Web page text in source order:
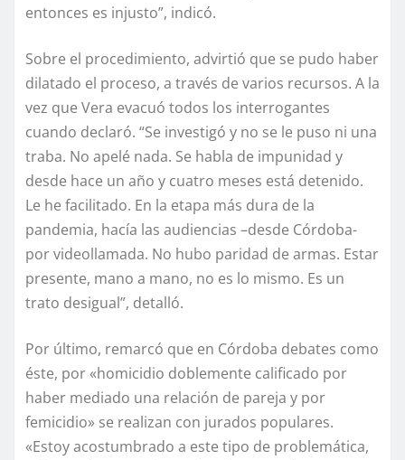
entonces es injusto”, indicó.
Sobre el procedimiento, advirtió que se pudo haber
dilatado el proceso, a través de varios recursos. A la
vez que Vera evacuó todos los interrogantes
cuando declaró. “Se investigó y no se le puso ni una
traba. No apelé nada. Se habla de impunidad y
desde hace un año y cuatro meses está detenido.
Le he facilitado. En la etapa más dura de la
pandemia, hacía las audiencias –desde Córdoba-
por videollamada. No hubo paridad de armas. Estar
presente, mano a mano, no es lo mismo. Es un
trato desigual”, detalló.
Por último, remarcó que en Córdoba debates como
éste, por «homicidio doblemente calificado por
haber mediado una relación de pareja y por
femicidio» se realizan con jurados populares.
«Estoy acostumbrado a este tipo de problemática,